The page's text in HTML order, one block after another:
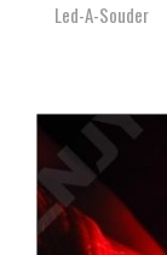
Led-A-Souder